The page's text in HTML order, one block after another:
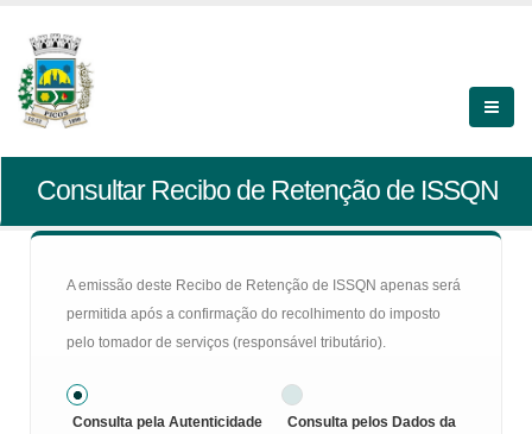
Consultar Recibo de Retenção de ISSQN
A emissão deste Recibo de Retenção de ISSQN apenas será
permitida após a confirmação do recolhimento do imposto
pelo tomador de serviços (responsável tributário).
Consulta pela Autenticidade
Consulta pelos Dados da